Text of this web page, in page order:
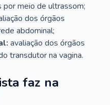
meio de ultrassom;
dos órgãos
abdominal;
avaliação dos órgãos
transdutor na vagina.
faz na